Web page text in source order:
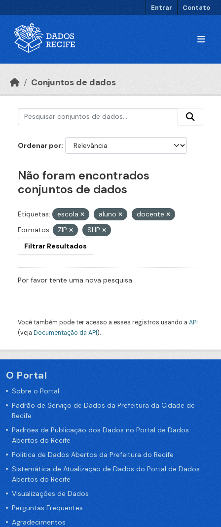
Entrar Contato
Conjuntos de dados
Ordenar por
Não foram encontrados
conjuntos de dados
Etiquetas: escola aluno
docente
Formatos:
ZIP
SHP
Filtrar Resultados
Por favor tente uma nova pesquisa.
Você também pode ter acesso a esses registros usando a API
(veja Documentação da API).
O Portal
Sobre o Portal
Padrão de Serviço de Dados da Prefeitura da Cidade de
Recife
Padrões de Publicação dos Dados no Portal de Dados
Abertos do Recife
Política de Dados Abertos da Prefeitura do Recife
Sistemática de Atualização de Dados do Portal de Dados
Abertos do Recife
Visualizações de Dados
Perguntas Frequentes
Agradecimentos